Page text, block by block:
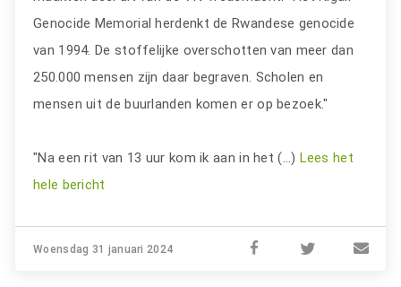
Genocide Memorial herdenkt de Rwandese genocide
van 1994. De stoffelijke overschotten van meer dan
250.000 mensen zijn daar begraven. Scholen en
mensen uit de buurlanden komen er op bezoek."
"Na een rit van 13 uur kom ik aan in het (…) Lees het
hele bericht
Woensdag 31 januari 2024